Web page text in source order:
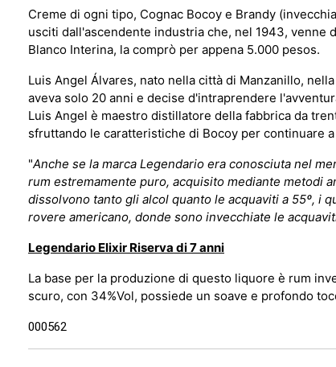
Creme di ogni tipo, Cognac Bocoy e Brandy
usciti dall'ascendente industria che, nel 1943, venne
Blanco Interina, la comprò per appena 5.000 pesos.
Luis Angel Álvares, nato nella città di Manzanillo,
aveva solo 20 anni e decise d'intraprendere
Luis Angel è maestro distillatore della fabbrica da
sfruttando le caratteristiche di Bocoy per continuare
"Anche se la marca Legendario era conosciuta nel
rum estremamente puro, acquisito mediante metodi
dissolvono tanto gli alcol quanto le acquaviti a 55º, i
rovere americano, donde sono invecchiate le
Legendario Elixir Riserva di 7 anni
La base per la produzione di questo liquore è rum
scuro, con 34%Vol, possiede un soave e profondo
000562